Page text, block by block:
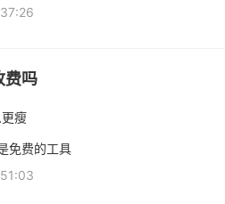
费吗
瘦
免费的工具